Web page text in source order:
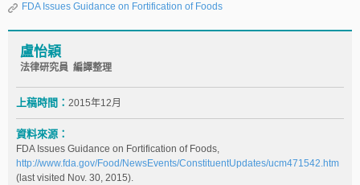
FDA Issues Guidance on Fortification of Foods
盧怡穎
法律研究員 編譯整理
上稿時間： 2015年12月
資料來源：
FDA Issues Guidance on Fortification of Foods,
http://www.fda.gov/Food/NewsEvents/ConstituentUpdates/ucm471542.htm
(last visited Nov. 30, 2015).